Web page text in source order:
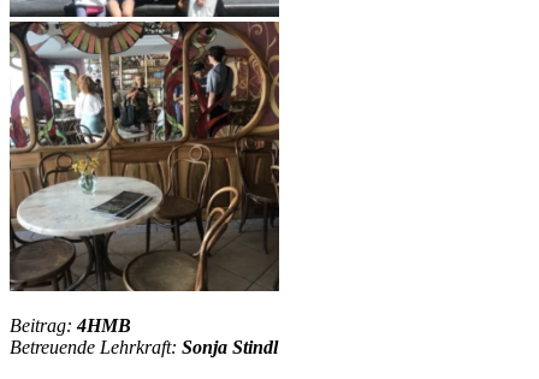
Beitrag:4HMB
Betreuende Lehrkraft: Sonja Stindl